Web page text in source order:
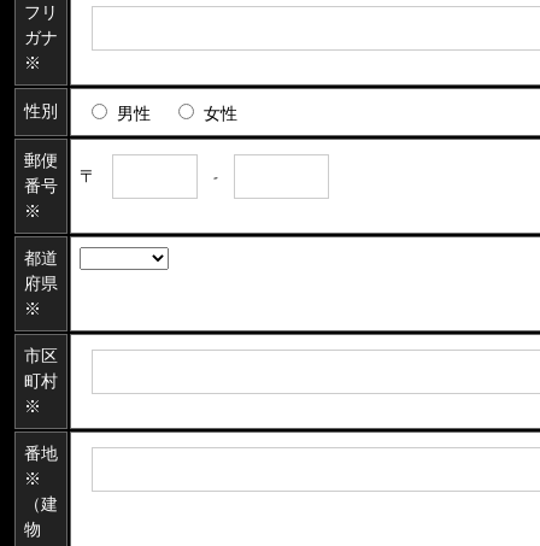
フリ
ガナ
※
性別 男性 女性
郵便
番号
※
〒 -
都道
府県
※
市区
町村
※
番地
※
（建
物